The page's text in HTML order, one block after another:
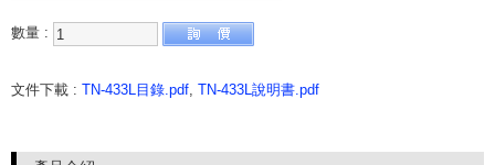
數量 :
文件下載 : TN-433L目錄.pdf, TN-433L說明書.pdf